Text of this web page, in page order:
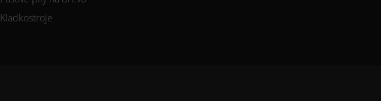
Kladkostroje